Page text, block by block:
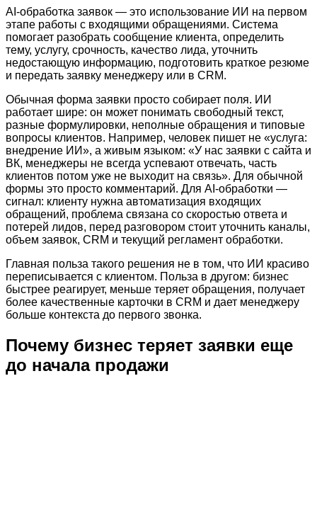
AI-обработка заявок — это использование ИИ на первом
этапе работы с входящими обращениями. Система
помогает разобрать сообщение клиента, определить
тему, услугу, срочность, качество лида, уточнить
недостающую информацию, подготовить краткое резюме
и передать заявку менеджеру или в CRM.
Обычная форма заявки просто собирает поля. ИИ
работает шире: он может понимать свободный текст,
разные формулировки, неполные обращения и типовые
вопросы клиентов. Например, человек пишет не «услуга:
внедрение ИИ», а живым языком: «У нас заявки с сайта и
ВК, менеджеры не всегда успевают отвечать, часть
клиентов потом уже не выходит на связь». Для обычной
формы это просто комментарий. Для AI-обработки —
сигнал: клиенту нужна автоматизация входящих
обращений, проблема связана со скоростью ответа и
потерей лидов, перед разговором стоит уточнить каналы,
объем заявок, CRM и текущий регламент обработки.
Главная польза такого решения не в том, что ИИ красиво
переписывается с клиентом. Польза в другом: бизнес
быстрее реагирует, меньше теряет обращения, получает
более качественные карточки в CRM и дает менеджеру
больше контекста до первого звонка.
Почему бизнес теряет заявки еще
до начала продажи